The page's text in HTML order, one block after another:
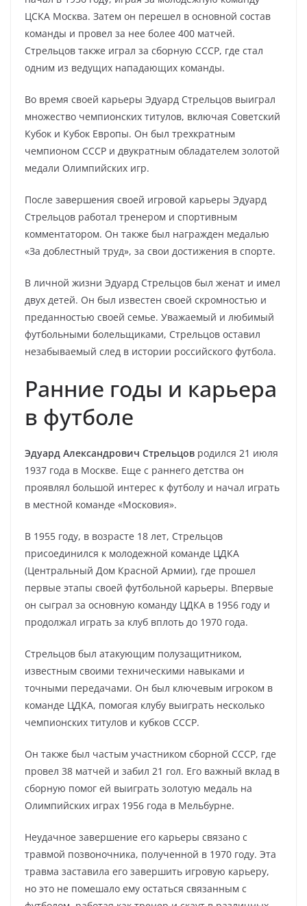
ЦСКА Москва. Затем он перешел в основной состав
команды и провел за нее более 400 матчей.
Стрельцов также играл за сборную СССР, где стал
одним из ведущих нападающих команды.
Во время своей карьеры Эдуард Стрельцов выиграл
множество чемпионских титулов, включая Советский
Кубок и Кубок Европы. Он был трехкратным
чемпионом СССР и двукратным обладателем золотой
медали Олимпийских игр.
После завершения своей игровой карьеры Эдуард
Стрельцов работал тренером и спортивным
комментатором. Он также был награжден медалью
«За доблестный труд», за свои достижения в спорте.
В личной жизни Эдуард Стрельцов был женат и имел
двух детей. Он был известен своей скромностью и
преданностью своей семье. Уважаемый и любимый
футбольными болельщиками, Стрельцов оставил
незабываемый след в истории российского футбола.
Ранние годы и карьера
в футболе
Эдуард Александрович Стрельцов родился 21 июля
1937 года в Москве. Еще с раннего детства он
проявлял большой интерес к футболу и начал играть
в местной команде «Московия».
В 1955 году, в возрасте 18 лет, Стрельцов
присоединился к молодежной команде ЦДКА
(Центральный Дом Красной Армии), где прошел
первые этапы своей футбольной карьеры. Впервые
он сыграл за основную команду ЦДКА в 1956 году и
продолжал играть за клуб вплоть до 1970 года.
Стрельцов был атакующим полузащитником,
известным своими техническими навыками и
точными передачами. Он был ключевым игроком в
команде ЦДКА, помогая клубу выиграть несколько
чемпионских титулов и кубков СССР.
Он также был частым участником сборной СССР, где
провел 38 матчей и забил 21 гол. Его важный вклад в
сборную помог ей выиграть золотую медаль на
Олимпийских играх 1956 года в Мельбурне.
Неудачное завершение его карьеры связано с
травмой позвоночника, полученной в 1970 году. Эта
травма заставила его завершить игровую карьеру,
но это не помешало ему остаться связанным с